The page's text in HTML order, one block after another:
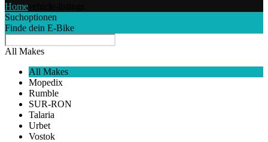
Home
Suchoptionen
Finde dein E-Bike
All Makes
All Makes
Mopedix
Rumble
SUR-RON
Talaria
Urbet
Vostok